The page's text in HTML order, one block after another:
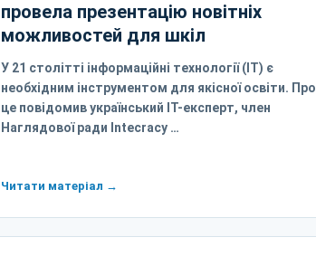
провела презентацію новітніх
можливостей для шкіл
У 21 столітті інформаційні технології (ІТ) є
необхідним інструментом для якісної освіти. Про
це повідомив український ІТ-експерт, член
Наглядової ради Intecracy …
Читати матеріал →